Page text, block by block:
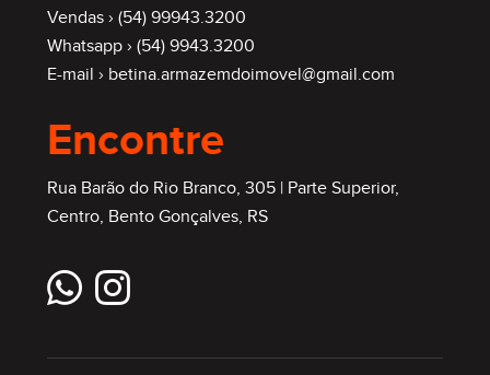
Vendas › (54) 99943.3200
Whatsapp › (54) 9943.3200
E-mail › betina.armazemdoimovel@gmail.com
Encontre
Rua Barão do Rio Branco, 305 | Parte Superior,
Centro, Bento Gonçalves, RS